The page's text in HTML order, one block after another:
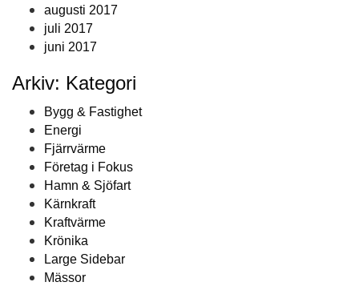
augusti 2017
juli 2017
juni 2017
Arkiv: Kategori
Bygg & Fastighet
Energi
Fjärrvärme
Företag i Fokus
Hamn & Sjöfart
Kärnkraft
Kraftvärme
Krönika
Large Sidebar
Mässor